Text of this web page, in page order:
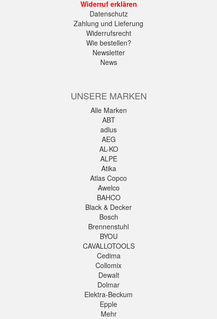
Widerruf erklären
Datenschutz
Zahlung und Lieferung
Widerrufsrecht
Wie bestellen?
Newsletter
News
UNSERE MARKEN
Alle Marken
ABT
adlus
AEG
AL-KO
ALPE
Atika
Atlas Copco
Awelco
BAHCO
Black & Decker
Bosch
Brennenstuhl
BYOU
CAVALLOTOOLS
Cedima
Collomix
Dewalt
Dolmar
Elektra-Beckum
Epple
Mehr